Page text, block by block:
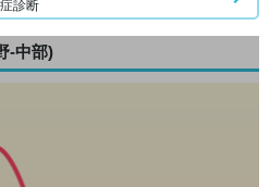
診断
-中部)